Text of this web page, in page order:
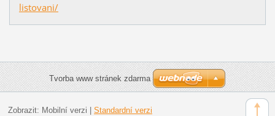
listovani/
Tvorba www stránek zdarma
Zobrazit: Mobilní verzi Standardní verzi